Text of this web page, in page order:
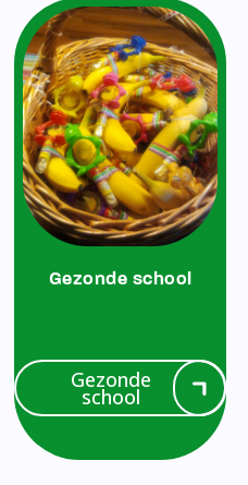
Gezonde school
Gezonde
school